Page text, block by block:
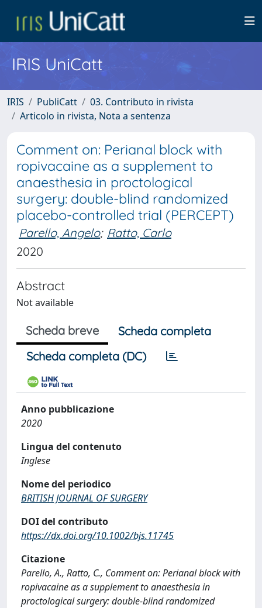
IRIS UniCatt
IRIS PubliCatt
03. Contributo in rivista
Articolo in rivista, Nota a sentenza
Comment on: Perianal block with
ropivacaine as a supplement to
anaesthesia in proctological
surgery: double-blind randomized
placebo-controlled trial (PERCEPT)
Parello, Angelo; Ratto, Carlo
2020
Abstract
Not available
Scheda breve
Scheda completa
Scheda completa (DC)
Anno pubblicazione
2020
Lingua del contenuto
Inglese
Nome del periodico
BRITISH JOURNAL OF SURGERY
DOI del contributo
https://dx.doi.org/10.1002/bjs.11745
Citazione
Parello, A., Ratto, C., Comment on: Perianal block with
ropivacaine as a supplement to anaesthesia in
proctological surgery: double-blind randomized